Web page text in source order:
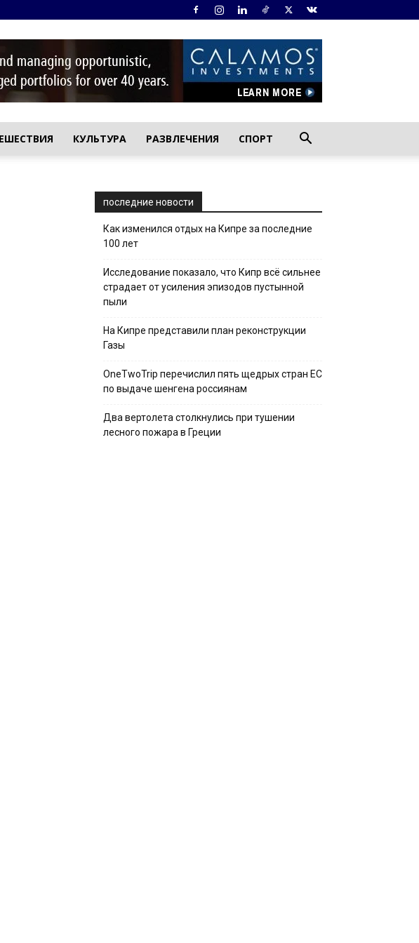
КУЛЬТУРА РАЗВЛЕЧЕНИЯ СПОРТ
последние новости
Как изменился отдых на Кипре за последние
100 лет
Исследование показало, что Кипр всё сильнее
страдает от усиления эпизодов пустынной
пыли
На Кипре представили план реконструкции
Газы
OneTwoTrip перечислил пять щедрых стран ЕС
по выдаче шенгена россиянам
Два вертолета столкнулись при тушении
лесного пожара в Греции